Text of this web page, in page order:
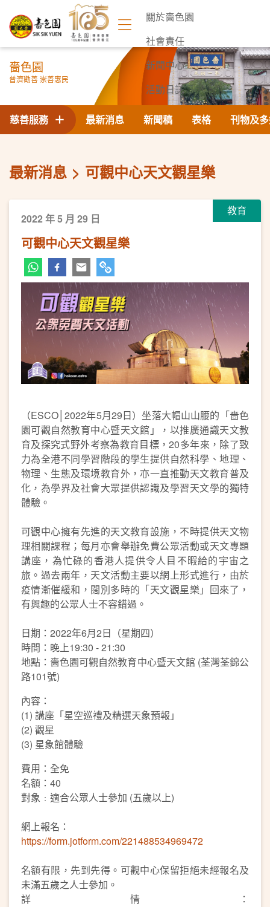
關於嗇色園
社會責任
新聞中心
活動日誌
聯絡我們
嗇色園
普濟勸善 崇善惠民
最新消息 新聞稿 表格 刊物及
慈善服務
最新消息 可觀中心天文觀星樂
教育
2022 年 5 月 29 日
可觀中心天文觀星樂
（ESCO│2022年5月29日）坐落大帽山山腰的「嗇色
園可觀自然教育中心暨天文館」，以推廣通識天文教
育及探究式野外考察為教育目標，20多年來，除了致
力為全港不同學習階段的學生提供自然科學、地理、
物理、生態及環境教育外，亦一直推動天文教育普及
化，為學界及社會大眾提供認識及學習天文學的獨特
體驗。
可觀中心擁有先進的天文教育設施，不時提供天文物
理相關課程；每月亦會舉辦免費公眾活動或天文專題
講座，為忙碌的香港人提供令人目不暇給的宇宙之
旅。過去兩年，天文活動主要以網上形式進行，由於
疫情漸催緩和，闊別多時的「天文觀星樂」回來了，
有興趣的公眾人士不容錯過。
日期：2022年6月2日（星期四）
時間：晚上19:30 - 21:30
地點：嗇色園可觀自然教育中心暨天文館 (荃灣荃錦公
路101號)
內容：
(1) 講座「星空巡禮及精選天象預報」
(2) 觀星
(3) 星象館體驗
費用：全免
名額：40
對象﹕適合公眾人士參加 (五歲以上)
網上報名：
https://form.jotform.com/221488534969472
名額有限，先到先得。可觀中心保留拒絕未經報名及
未滿五歲之人士參加。
詳情：